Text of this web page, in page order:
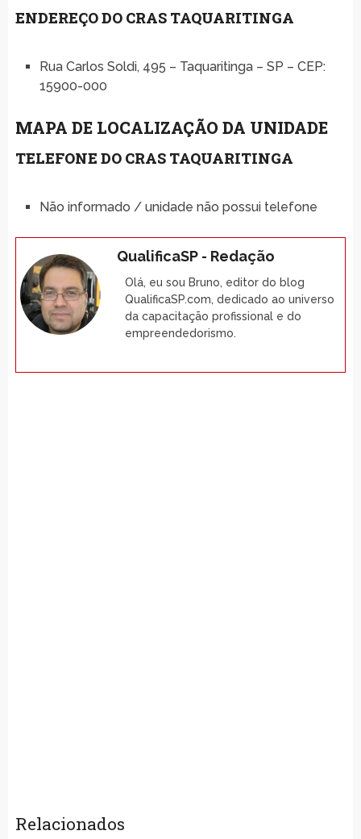
ENDEREÇO DO CRAS TAQUARITINGA
Rua Carlos Soldi, 495 – Taquaritinga – SP – CEP:
15900-000
MAPA DE LOCALIZAÇÃO DA UNIDADE
TELEFONE DO CRAS TAQUARITINGA
Não informado / unidade não possui telefone
QualificaSP - Redação
Olá, eu sou Bruno, editor do blog
QualificaSP.com, dedicado ao universo
da capacitação profissional e do
empreendedorismo.
Relacionados